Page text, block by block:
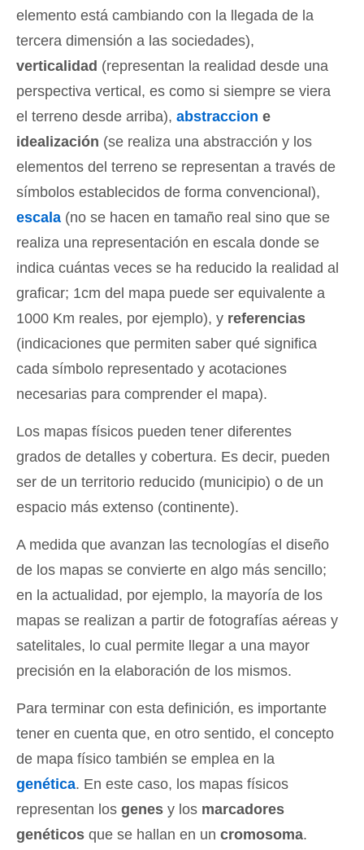
elemento está cambiando con la llegada de la
tercera dimensión a las sociedades),
verticalidad (representan la realidad desde una
perspectiva vertical, es como si siempre se viera
el terreno desde arriba), abstraccion e
idealización (se realiza una abstracción y los
elementos del terreno se representan a través de
símbolos establecidos de forma convencional),
escala (no se hacen en tamaño real sino que se
realiza una representación en escala donde se
indica cuántas veces se ha reducido la realidad al
graficar; 1cm del mapa puede ser equivalente a
1000 Km reales, por ejemplo), y referencias
(indicaciones que permiten saber qué significa
cada símbolo representado y acotaciones
necesarias para comprender el mapa).
Los mapas físicos pueden tener diferentes
grados de detalles y cobertura. Es decir, pueden
ser de un territorio reducido (municipio) o de un
espacio más extenso (continente).
A medida que avanzan las tecnologías el diseño
de los mapas se convierte en algo más sencillo;
en la actualidad, por ejemplo, la mayoría de los
mapas se realizan a partir de fotografías aéreas y
satelitales, lo cual permite llegar a una mayor
precisión en la elaboración de los mismos.
Para terminar con esta definición, es importante
tener en cuenta que, en otro sentido, el concepto
de mapa físico también se emplea en la
genética. En este caso, los mapas físicos
representan los genes y los marcadores
genéticos que se hallan en un cromosoma.